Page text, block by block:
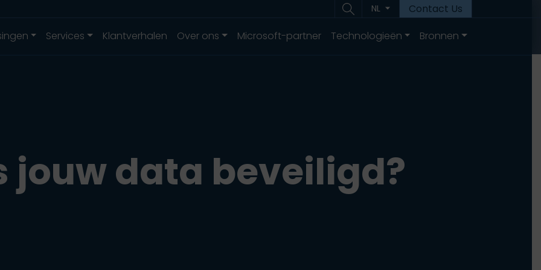
NL
Contact Us
Services Klantverhalen Over ons Microsoft-partner Technologieën Bronnen
jouw data beveiligd?